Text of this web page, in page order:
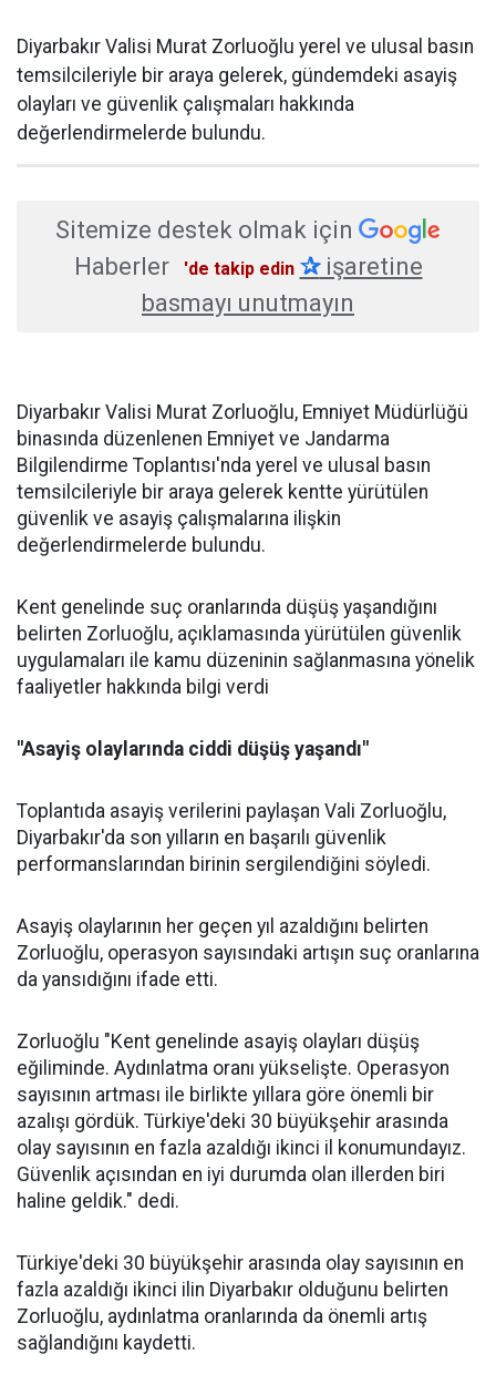
Diyarbakır Valisi Murat Zorluoğlu yerel ve ulusal basın
temsilcileriyle bir araya gelerek, gündemdeki asayiş
olayları ve güvenlik çalışmaları hakkında
değerlendirmelerde bulundu.
Sitemize destek olmak için
Haberler
'de takip edin ✰işaretine
basmayı unutmayın
Diyarbakır Valisi Murat Zorluoğlu, Emniyet Müdürlüğü
binasında düzenlenen Emniyet ve Jandarma
Bilgilendirme Toplantısı'nda yerel ve ulusal basın
temsilcileriyle bir araya gelerek kentte yürütülen
güvenlik ve asayiş çalışmalarına ilişkin
değerlendirmelerde bulundu.
Kent genelinde suç oranlarında düşüş yaşandığını
belirten Zorluoğlu, açıklamasında yürütülen güvenlik
uygulamaları ile kamu düzeninin sağlanmasına yönelik
faaliyetler hakkında bilgi verdi
"Asayiş olaylarında ciddi düşüş yaşandı"
Toplantıda asayiş verilerini paylaşan Vali Zorluoğlu,
Diyarbakır'da son yılların en başarılı güvenlik
performanslarından birinin sergilendiğini söyledi.
Asayiş olaylarının her geçen yıl azaldığını belirten
Zorluoğlu, operasyon sayısındaki artışın suç oranlarına
da yansıdığını ifade etti.
Zorluoğlu "Kent genelinde asayiş olayları düşüş
eğiliminde. Aydınlatma oranı yükselişte. Operasyon
sayısının artması ile birlikte yıllara göre önemli bir
azalışı gördük. Türkiye'deki 30 büyükşehir arasında
olay sayısının en fazla azaldığı ikinci il konumundayız.
Güvenlik açısından en iyi durumda olan illerden biri
haline geldik." dedi.
Türkiye'deki 30 büyükşehir arasında olay sayısının en
fazla azaldığı ikinci ilin Diyarbakır olduğunu belirten
Zorluoğlu, aydınlatma oranlarında da önemli artış
sağlandığını kaydetti.